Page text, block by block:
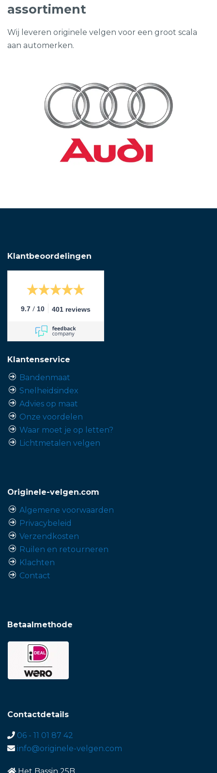
assortiment
Wij leveren originele velgen voor een groot scala
aan automerken.
Klantbeoordelingen
9.7 / 10 401 reviews
Klantenservice
Bandenmaat
Snelheidsindex
Advies op maat
Onze voordelen
Waar moet je op letten?
Lichtmetalen velgen
Originele-velgen.com
Algemene voorwaarden
Privacybeleid
Verzendkosten
Ruilen en retourneren
Klachten
Contact
Betaalmethode
Contactdetails
06 - 11 01 87 42
info@originele-velgen.com